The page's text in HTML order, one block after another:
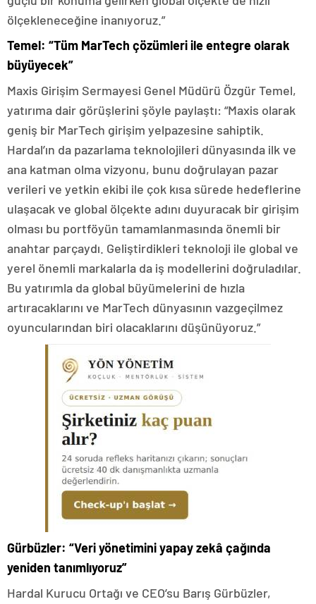
ölçekleneceğine inanıyoruz.”
Temel: “Tüm MarTech çözümleri ile entegre olarak
büyüyecek”
Maxis Girişim Sermayesi Genel Müdürü Özgür Temel,
yatırıma dair görüşlerini şöyle paylaştı: “Maxis olarak
geniş bir MarTech girişim yelpazesine sahiptik.
Hardal’ın da pazarlama teknolojileri dünyasında ilk ve
ana katman olma vizyonu, bunu doğrulayan pazar
verileri ve yetkin ekibi ile çok kısa sürede hedeflerine
ulaşacak ve global ölçekte adını duyuracak bir girişim
olması bu portföyün tamamlanmasında önemli bir
anahtar parçaydı. Geliştirdikleri teknoloji ile global ve
yerel önemli markalarla da iş modellerini doğruladılar.
Bu yatırımla da global büyümelerini de hızla
artıracaklarını ve MarTech dünyasının vazgeçilmez
oyuncularından biri olacaklarını düşünüyoruz.”
Gürbüzler: “Veri yönetimini yapay zekâ çağında
yeniden tanımlıyoruz”
Hardal Kurucu Ortağı ve CEO’su Barış Gürbüzler,